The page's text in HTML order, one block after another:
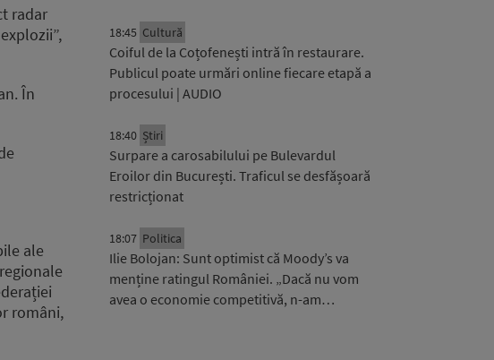
radar
În
ale
români,
18:45 Cultură
Coiful de la Coțofenești intră în restaurare.
Publicul poate urmări online fiecare etapă a
procesului | AUDIO
18:40 Știri
Surpare a carosabilului pe Bulevardul
Eroilor din București. Traficul se desfășoară
restricționat
18:07 Politica
Ilie Bolojan: Sunt optimist că Moody’s va
menține ratingul României. „Dacă nu vom
avea o economie competitivă, n-am…